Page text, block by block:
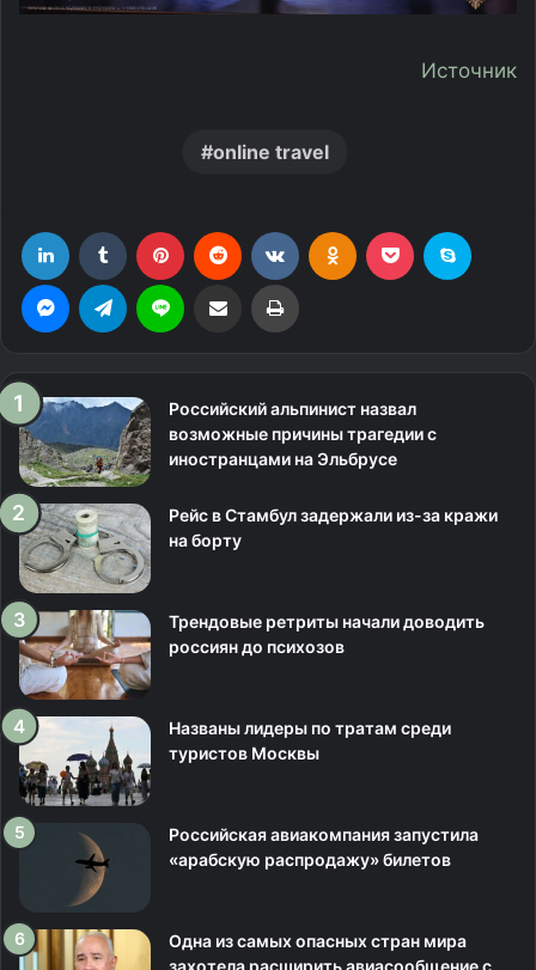
Источник
online travel
Российский альпинист назвал
возможные причины трагедии с
иностранцами на Эльбрусе
Рейс в Стамбул задержали из-за кражи
на борту
Трендовые ретриты начали доводить
россиян до психозов
Названы лидеры по тратам среди
туристов Москвы
Российская авиакомпания запустила
«арабскую распродажу» билетов
Одна из самых опасных стран мира
захотела расширить авиасообщение с